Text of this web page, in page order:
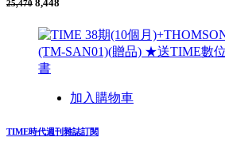
25,470 8,448
加入購物車
TIME時代週刊雜誌訂閱